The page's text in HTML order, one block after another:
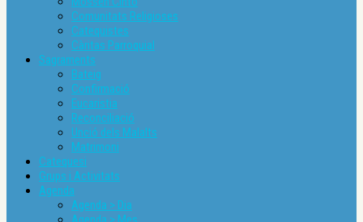
Comunitats Religioses
Catequistes
Càritas Parroquial
Sagraments
Bateig
Confirmació
Eucaristia
Reconciliació
Unció dels Malalts
Matrimoni
Catequesi
Grups i Activitats
Agenda
Agenda > Dia